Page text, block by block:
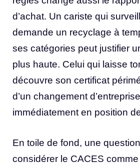
d’achat. Un cariste qui
demande un recyclage à
ses catégories peut justifier
plus haute. Celui qui laisse
découvre son certificat
d’un changement
immédiatement en position
En toile de fond, une
considérer le CACES